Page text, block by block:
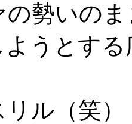
の勢いの
うとす
ル（笑）